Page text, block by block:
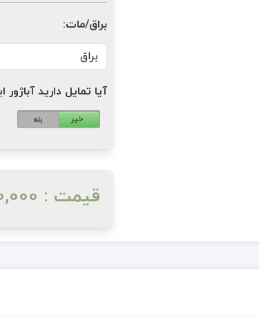
براق/مات:
آیا تمایل دارید آباژور این
بله خیر
قیمت : 780,000 تومان